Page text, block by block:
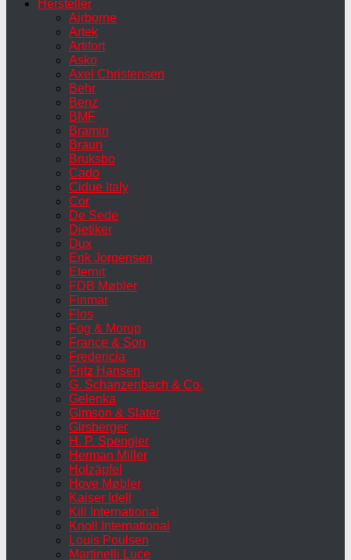
Hersteller
Airborne
Artek
Artifort
Asko
Axel Christensen
Behr
Benz
BMF
Bramin
Braun
Bruksbo
Cado
Cidue Italy
Cor
De Sede
Dietiker
Dux
Erik Jorgensen
Eternit
FDB Møbler
Finmar
Flos
Fog & Morup
France & Son
Fredericia
Fritz Hansen
G. Schanzenbach & Co.
Gelenka
Gimson & Slater
Girsberger
H. P. Spengler
Herman Miller
Holzäpfel
Hove Møbler
Kaiser Idell
Kill International
Knoll International
Louis Poulsen
Martinelli Luce